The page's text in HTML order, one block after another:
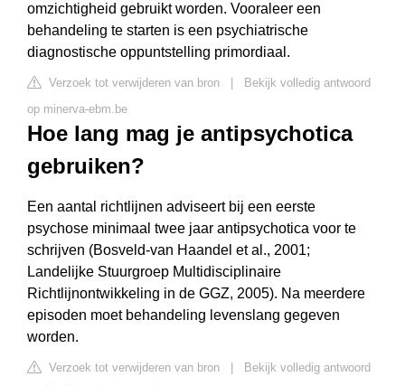
omzichtigheid gebruikt worden. Vooraleer een
behandeling te starten is een psychiatrische
diagnostische oppuntstelling primordiaal.
Verzoek tot verwijderen van bron
Bekijk volledig antwoord
op minerva-ebm.be
Hoe lang mag je antipsychotica
gebruiken?
Een aantal richtlijnen adviseert bij een eerste
psychose minimaal twee jaar antipsychotica voor te
schrijven (Bosveld-van Haandel et al., 2001;
Landelijke Stuurgroep Multidisciplinaire
Richtlijnontwikkeling in de GGZ, 2005). Na meerdere
episoden moet behandeling levenslang gegeven
worden.
Verzoek tot verwijderen van bron
Bekijk volledig antwoord